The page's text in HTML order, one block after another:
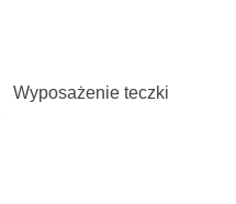
Wyposażenie teczki